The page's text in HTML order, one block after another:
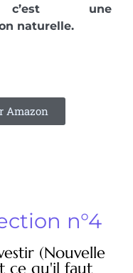
c’est une
naturelle.
Amazon
n°4
(Nouvelle
ce qu'il faut